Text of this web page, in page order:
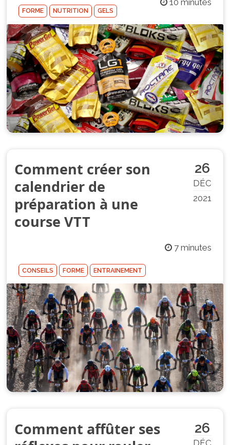
FORME NUTRITION GELS
26
DÉC
2021
Comment créer son
calendrier de
préparation à une
course VTT
7 minutes
CONSEILS FORME ENTRAINEMENT
26
Comment affûter ses